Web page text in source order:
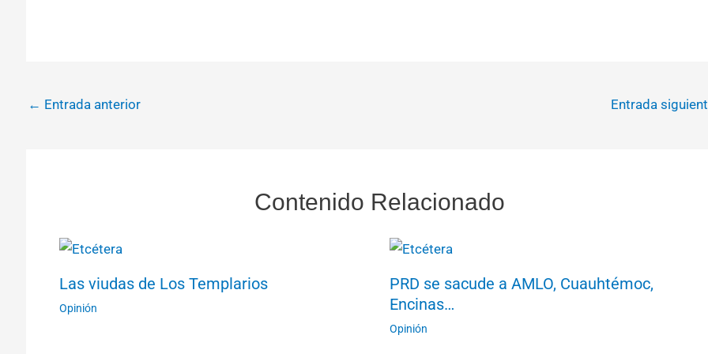
← Entrada anterior Entrada
Contenido Relacionado
Las viudas de Los Templarios
Opinión
PRD se sacude a AMLO, Cuauhtémoc,
Encinas…
Opinión